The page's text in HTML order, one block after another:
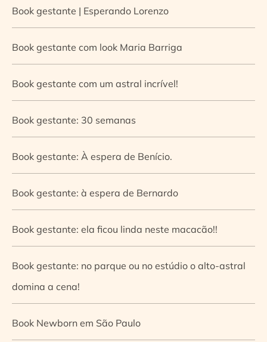
Book gestante | Esperando Lorenzo
Book gestante com look Maria Barriga
Book gestante com um astral incrível!
Book gestante: 30 semanas
Book gestante: À espera de Benício.
Book gestante: à espera de Bernardo
Book gestante: ela ficou linda neste macacão!!
Book gestante: no parque ou no estúdio o alto-astral
domina a cena!
Book Newborn em São Paulo